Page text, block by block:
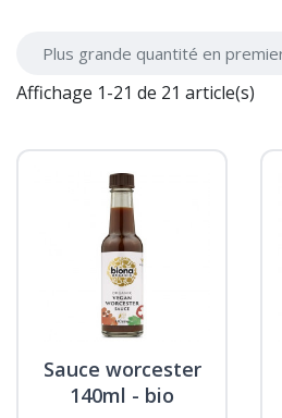
Affichage 1-21 de 21 article(s)
Sauce worcester
140ml - bio